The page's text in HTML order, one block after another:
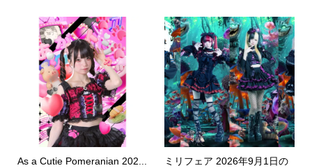
As a Cutie Pomeranian 202...
ミリフェア 2026年9月1日の